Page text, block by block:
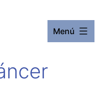
Menú